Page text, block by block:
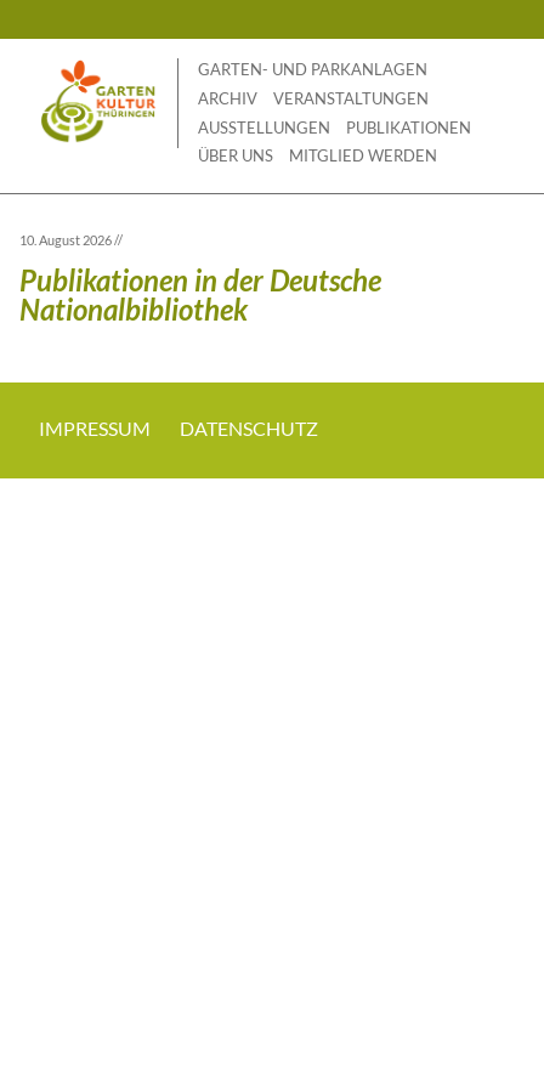
GARTEN- UND PARKANLAGEN
ARCHIV
VERANSTALTUNGEN
AUSSTELLUNGEN
PUBLIKATIONEN
ÜBER UNS
MITGLIED WERDEN
10. August 2026 //
Publikationen in der Deutsche
Nationalbibliothek
IMPRESSUM DATENSCHUTZ